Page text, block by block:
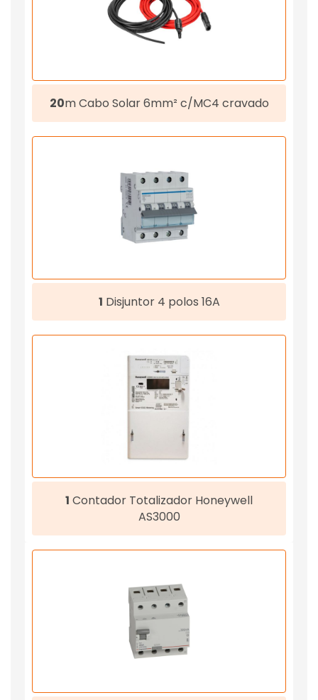
20m Cabo Solar 6mm² c/MC4 cravado
1 Disjuntor 4 polos 16A
1 Contador Totalizador Honeywell
AS3000